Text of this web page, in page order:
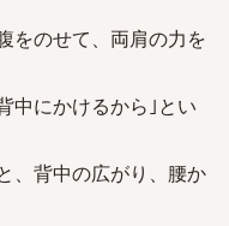
をのせて、両肩の力を
中にかけるから｣とい
、背中の広がり、腰か